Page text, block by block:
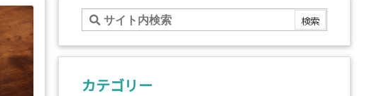
カテゴリー